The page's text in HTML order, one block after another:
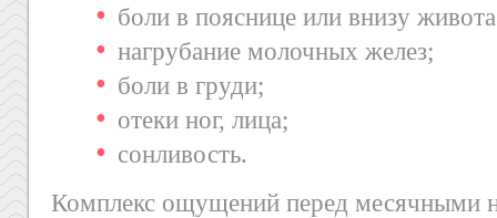
боли в пояснице или внизу
нагрубание молочных желез;
боли в груди;
отеки ног, лица;
сонливость.
Комплекс ощущений перед месячными